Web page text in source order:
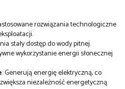
rozwiązania technologiczne
stały dostęp do wody pitnej.
wykorzystanie energii słonecznej
: Generują energię elektryczną, co
niezależność energetyczną.